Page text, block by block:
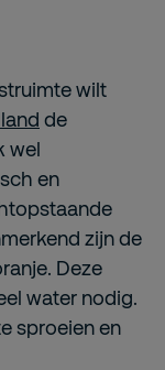
wilt
de
wel
en
zijn de
Deze
water nodig.
sproeien en